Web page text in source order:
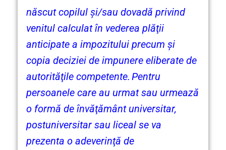
născut copilul şi/sau dovadă privind
venitul calculat în vederea plăţii
anticipate a impozitului precum şi
copia deciziei de impunere eliberate de
autorităţile competente. Pentru
persoanele care au urmat sau urmează
o formă de învăţământ universitar,
postuniversitar sau liceal se va
prezenta o adeverinţă de